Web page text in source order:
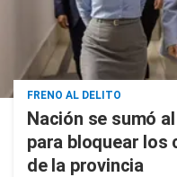
FRENO AL DELITO
Nación se sumó
para bloquear los
de la provincia